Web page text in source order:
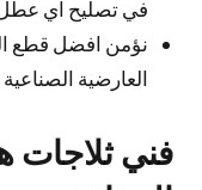
في تصليح اي عطل
نؤمن افضل قطع
العارضية
فني ثلاجات